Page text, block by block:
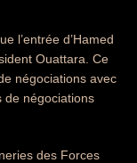
l’entrée d’Hamed
Ouattara. Ce
négociations avec
de négociations
des Forces